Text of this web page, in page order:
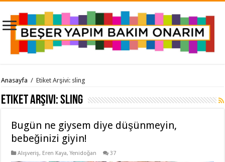
Anasayfa / Etiket Arşivi: sling
Etiket Arşivi:sling
Bugün ne giysem diye düşünmeyin,
bebeğinizi giyin!
Alışveriş, Eren Kaya,Yenidoğan 37